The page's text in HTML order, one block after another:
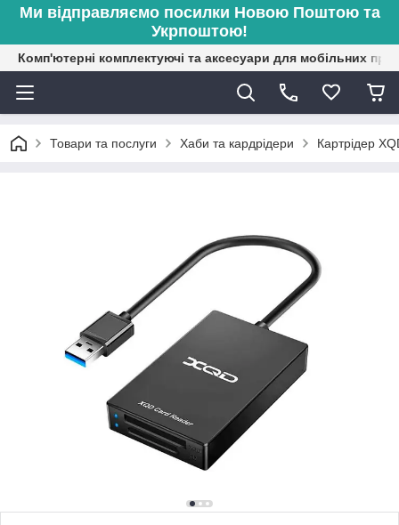
Ми відправляємо посилки Новою Поштою та
Укрпоштою!
Комп'ютерні комплектуючі та аксесуари для мобільних
Товари та послуги Хаби та кардрідери Картрідер